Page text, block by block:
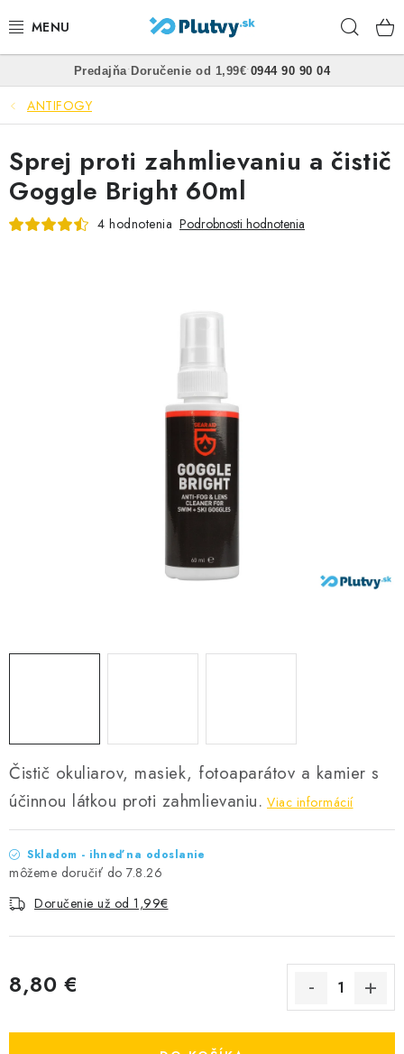
na
PLÁVANIE
ŠNORCHLOVANIE
FREEDIVING
SPEARFISHING
Predajňa• Doručenie od 1,99€• 0944 90 90 04
ANTIFOGY
Čistič okuliarov, masiek, fotoaparátov a kamier s
účinnou látkou proti zahmlievaniu. Viac informácií
Skladom - ihneď na odoslanie
7.8.26
Doručenie už od 1,99€
8,80 €
Sprej proti zahmlievaniu a čistič
Goggle Bright 60ml
4 hodnotenia Podrobnosti hodnotenia